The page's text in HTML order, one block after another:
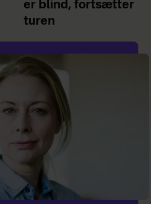
er blind, fortsætter
turen